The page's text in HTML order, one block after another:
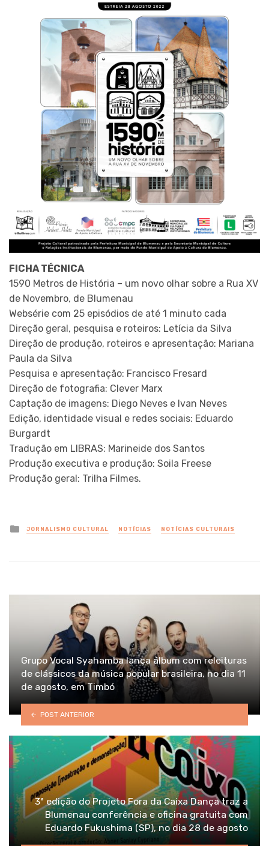
FICHA TÉCNICA
1590 Metros de História – um novo olhar sobre a Rua XV
de Novembro, de Blumenau
Websérie com 25 episódios de até 1 minuto cada
Direção geral, pesquisa e roteiros: Letícia da Silva
Direção de produção, roteiros e apresentação: Mariana
Paula da Silva
Pesquisa e apresentação: Francisco Fresard
Direção de fotografia: Clever Marx
Captação de imagens: Diego Neves e Ivan Neves
Edição, identidade visual e redes sociais: Eduardo
Burgardt
Tradução em LIBRAS: Marineide dos Santos
Produção executiva e produção: Soila Freese
Produção geral: Trilha Filmes.
Posted
in
JORNALISMO CULTURAL NOTÍCIAS NOTÍCIAS CULTURAIS
Grupo Vocal Syahamba lança álbum com releituras
de clássicos da música popular brasileira, no dia 11
de agosto, em Timbó
POST ANTERIOR
3ª edição do Projeto Fora da Caixa Dança traz a
Blumenau conferência e oficina gratuita com
Eduardo Fukushima (SP), no dia 28 de agosto